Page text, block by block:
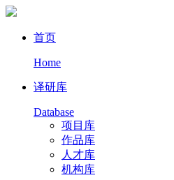
首页
Home
译研库
Database
项目库
作品库
人才库
机构库